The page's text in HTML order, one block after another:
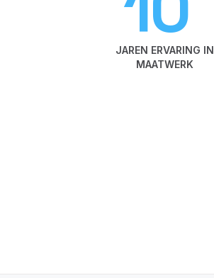
JAREN ERVARING IN
MAATWERK